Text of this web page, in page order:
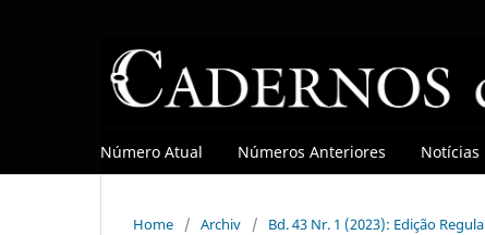
Número Atual Números Anteriores Notícias
Home / Archiv / Bd. 43 Nr. 1 (2023): Edição